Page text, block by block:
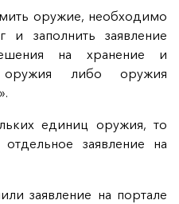
оружие, необходимо
и заполнить заявление
на хранение и
оружия либо оружия
единиц оружия, то
заявление на
заявление на портале